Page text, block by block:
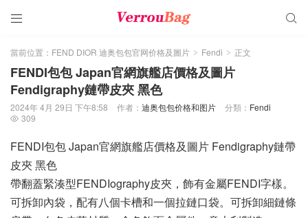
 
當前位置： FEND DIOR 迪奥包包官网价格及圖片 > Fendi > 正文
FENDI包包 Japan官網旗艦店價格及圖片
Fendigraphy鏈帶皮夾 黑色
2024年 4月 29日 下午8:58 作者： 迪奥包包价格和图片 分類： Fendi
 309
FENDI包包 Japan官網旗艦店價格及圖片 Fendigraphy鏈帶
皮夾 黑色
帶翻蓋緊湊型FENDIography皮夾，飾有金屬FENDI字樣。
可拆卸內袋，配有八個卡槽和一個拉鏈口袋。可拆卸細鏈條